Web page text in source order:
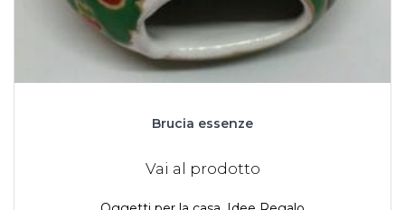
Brucia essenze
Vai al prodotto